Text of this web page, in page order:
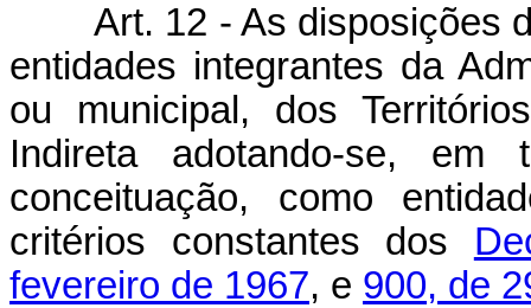
Art. 12 - As disposições
entidades integrantes da
ou municipal, dos
Indireta adotando-se,
conceituação, como
critérios constantes dos
fevereiro de 1967, e 900, de